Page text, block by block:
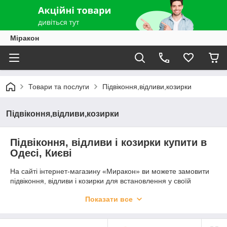
Міракон
Товари та послуги Підвіконня,відливи,козирки
Підвіконня,відливи,козирки
Підвіконня, відливи і козирки купити в
Одесі, Києві
На сайті інтернет-магазину «Миракон» ви можете замовити
підвіконня, відливи і козирки для встановлення у своїй
продукцію таких брендів, як РИФ, Верзалит, Danke,
якості і будуть служити вам довгі роки.
Показати все